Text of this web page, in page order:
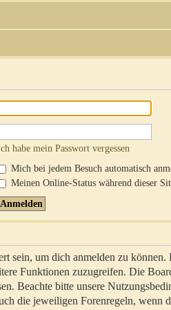
habe mein Passwort vergessen
Mich bei jedem Besuch automatisch
Meinen Online-Status während dieser
sein, um dich anmelden zu
Funktionen zuzugreifen. Die
Beachte bitte unsere
die jeweiligen Forenregeln, wenn